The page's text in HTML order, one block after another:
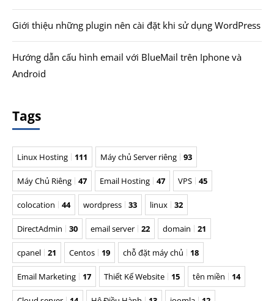
Giới thiệu những plugin nên cài đặt khi sử dụng WordPress
Hướng dẫn cấu hình email với BlueMail trên Iphone và
Android
Tags
Linux Hosting 111 Máy chủ Server riêng 93
Máy Chủ Riêng 47 Email Hosting 47 VPS 45
colocation 44 wordpress 33 linux 32
DirectAdmin 30 email server 22 domain 21
cpanel 21 Centos 19 chỗ đặt máy chủ 18
Email Marketing 17 Thiết Kế Website 15 tên miền 14